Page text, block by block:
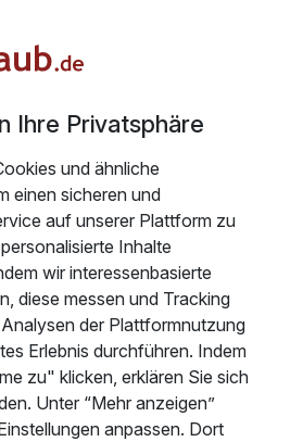
sie zu uns!
der Rezeption des angrenzenden
gelegen: binnen weniger Minuten
Innenstadt mit Geschäften und
Einkaufszentrum Limbecker Platz
zum Bahnhof 400m.
eingerichtet und je nach Etage mit
Ob Hollywoodstars,
aus dem Blick eines Fotografen
Sie sich überraschen.
einem großen und liebevoll
Ihre Privatsphäre
und ähnliche
einen sicheren und
auf unserer Plattform zu
Inhalte
wir interessenbasierte
diese messen und Tracking
der Plattformnutzung
Erlebnis durchführen. Indem
zu" klicken, erklären Sie sich
Unter “Mehr anzeigen”
anpassen. Dort